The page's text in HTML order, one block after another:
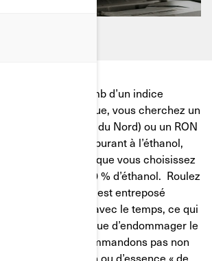
l’essence sans-plomb d’un indice
de vue technique, vous cherchez un
2 de 91 (Amérique du Nord) ou un RON
pas de carburant à l’éthanol,
E85. L’essence que vous choisissez
contenir plus de 10 % d’éthanol. Roulez
carburant frais. S’il est entreposé
carburant oxyde avec le temps, ce qui
d’octane et risque d’endommager le
Nous ne recommandons pas non
mélanges maison ou d’essence « de